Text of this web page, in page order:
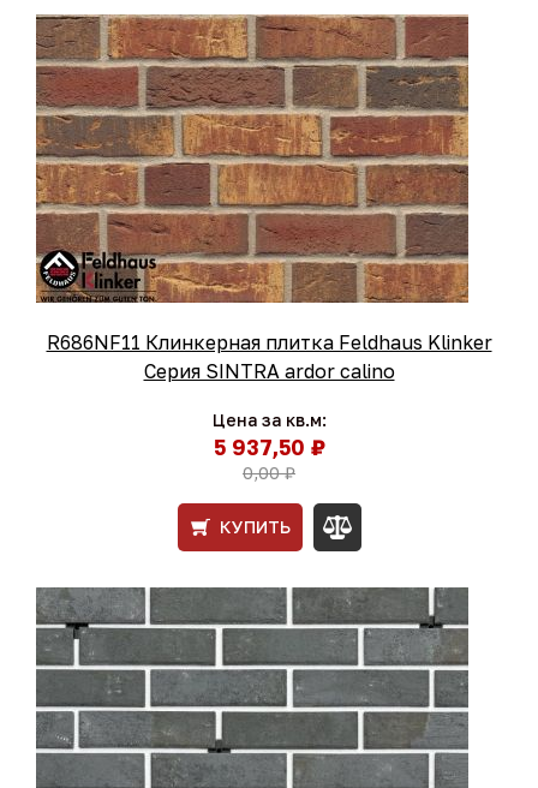
R686NF11 Клинкерная плитка Feldhaus Klinker
Серия SINTRA ardor calino
Цена за кв.м:
5 937,50 ₽
0,00 ₽
КУПИТЬ